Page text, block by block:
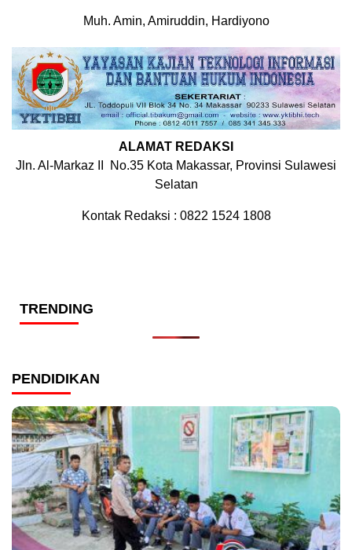
Muh. Amin, Amiruddin, Hardiyono
ALAMAT REDAKSI
Jln. Al-Markaz II No.35 Kota Makassar, Provinsi Sulawesi
Selatan
Kontak Redaksi : 0822 1524 1808
TRENDING
PENDIDIKAN